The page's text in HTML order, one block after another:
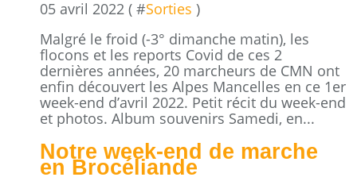
05 avril 2022 ( #Sorties )
Malgré le froid (-3° dimanche matin), les
flocons et les reports Covid de ces 2
dernières années, 20 marcheurs de CMN ont
enfin découvert les Alpes Mancelles en ce 1er
week-end d’avril 2022. Petit récit du week-end
et photos. Album souvenirs Samedi, en...
Notre week-end de marche
en Brocéliande